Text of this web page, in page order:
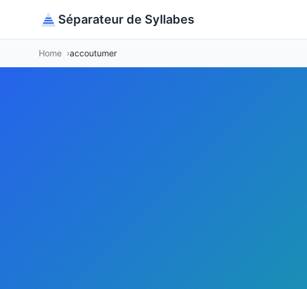
Séparateur de Syllabes
Home accoutumer